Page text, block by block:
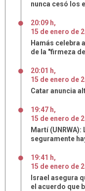
nunca cesó los
20:09 h,
15 de enero de
Hamás celebra
de la "firmeza
20:01 h,
15 de enero de
Catar anuncia
19:47 h,
15 de enero de
Martí
seguramente
19:41 h,
15 de enero de
Israel asegura
el acuerdo que